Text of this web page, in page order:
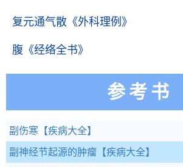
复元通气散 《外科理例》
腹 《经络全书》
参考书
副伤寒 【疾病大全】
副神经节起源的肿瘤 【疾病大全】